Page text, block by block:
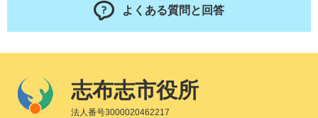
よくある質問と回答
志布志市役所
法人番号3000020462217